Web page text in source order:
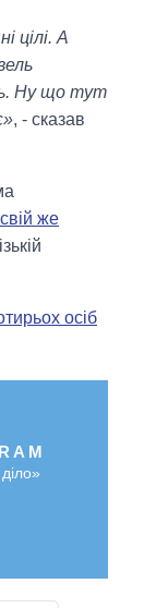
цілі. А
Ну що тут
, - сказав
же
осіб